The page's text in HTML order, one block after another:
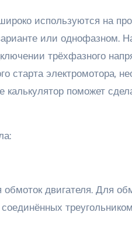
или однофазном.
трёхфазного
старта электромотора,
поможет
двигателя. Для
соединённых